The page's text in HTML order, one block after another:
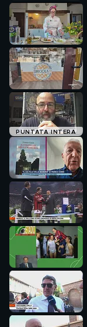
PUNTATA INTERA